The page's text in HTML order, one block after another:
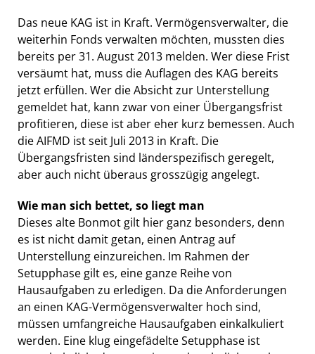
Das neue KAG ist in Kraft. Vermögensverwalter, die
weiterhin Fonds verwalten möchten, mussten dies
bereits per 31. August 2013 melden. Wer diese Frist
versäumt hat, muss die Auflagen des KAG bereits
jetzt erfüllen. Wer die Absicht zur Unterstellung
gemeldet hat, kann zwar von einer Übergangsfrist
profitieren, diese ist aber eher kurz bemessen. Auch
die AIFMD ist seit Juli 2013 in Kraft. Die
Übergangsfristen sind länderspezifisch geregelt,
aber auch nicht überaus grosszügig angelegt.
Wie man sich bettet, so liegt man
Dieses alte Bonmot gilt hier ganz besonders, denn
es ist nicht damit getan, einen Antrag auf
Unterstellung einzureichen. Im Rahmen der
Setupphase gilt es, eine ganze Reihe von
Hausaufgaben zu erledigen. Da die Anforderungen
an einen KAG-Vermögensverwalter hoch sind,
müssen umfangreiche Hausaufgaben einkalkuliert
werden. Eine klug eingefädelte Setupphase ist